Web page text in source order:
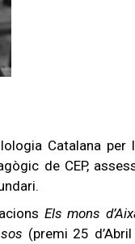
Catalana per
de CEP,
Els mons
(premi 25